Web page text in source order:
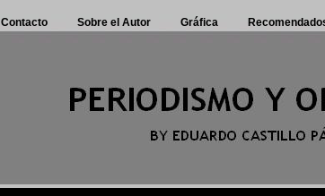
Contacto Sobre el Autor Gráfica